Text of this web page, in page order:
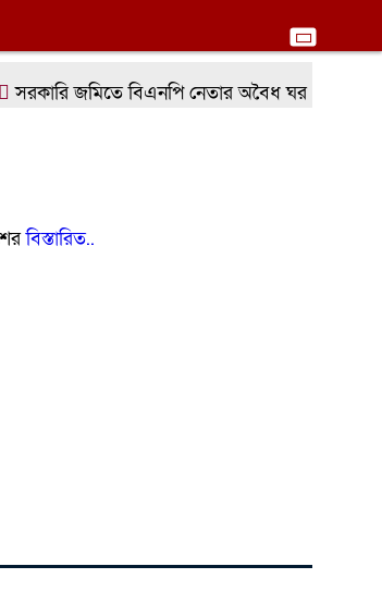
জমিতে বিএনপি নেতার অবৈধ ঘর গুঁড়িয়ে দিল
বিস্তারিত..